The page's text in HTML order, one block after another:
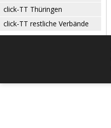
click-TT Thüringen
click-TT restliche Verbände